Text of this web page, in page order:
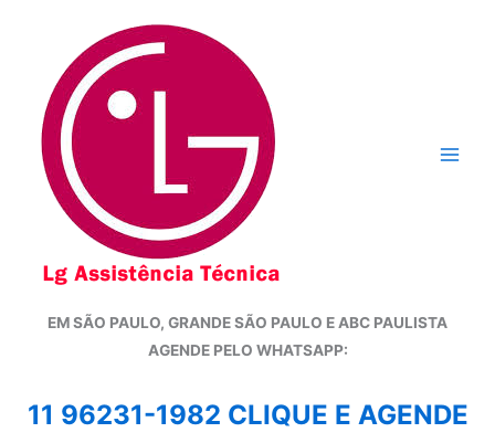
conteúdo
EM SÃO PAULO, GRANDE SÃO PAULO E ABC PAULISTA
AGENDE PELO WHATSAPP:
11 96231-1982 CLIQUE E AGENDE